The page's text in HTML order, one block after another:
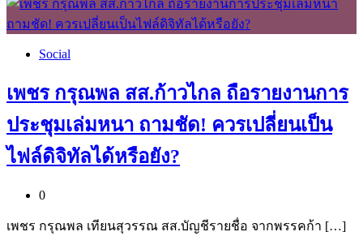
Social
เพชร กรุณพล สส.ก้าวไกล ถือรายงานการ
ประชุมเล่มหนา ถามชัด! ควรเปลี่ยนเป็น
ไฟล์ดิจิทัลได้หรือยัง?
0
เพชร กรุณพล เทียนสุวรรณ สส.บัญชีรายชื่อ จากพรรคก้า […]